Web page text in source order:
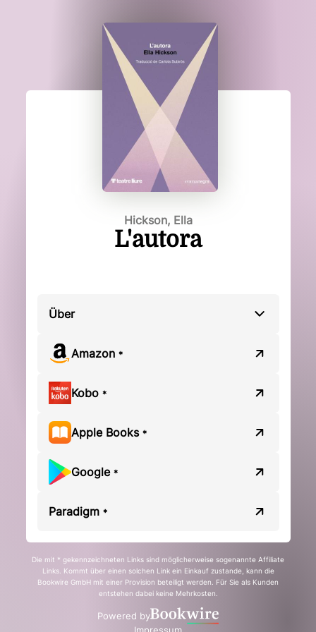
Hickson, Ella
L'autora
Über
Amazon *
Kobo *
Apple Books *
Google *
Paradigm *
Die mit * gekennzeichneten Links sind möglicherweise sogenannte Affiliate
Links. Kommt über einen solchen Link ein Einkauf zustande, kann die
Bookwire GmbH mit einer Provision beteiligt werden. Für Sie als Kunden
entstehen dabei keine Mehrkosten.
Powered by